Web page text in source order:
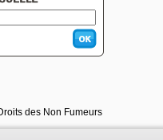
des Non Fumeurs